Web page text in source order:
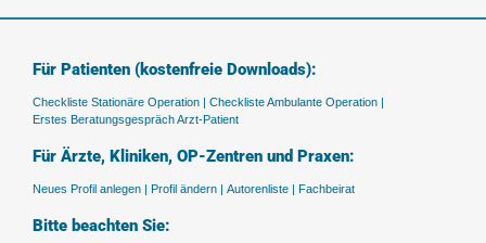
Für Patienten (kostenfreie Downloads):
Checkliste Stationäre Operation | Checkliste Ambulante Operation |
Erstes Beratungsgespräch Arzt-Patient
Für Ärzte, Kliniken, OP-Zentren und Praxen:
Neues Profil anlegen | Profil ändern | Autorenliste | Fachbeirat
Bitte beachten Sie: